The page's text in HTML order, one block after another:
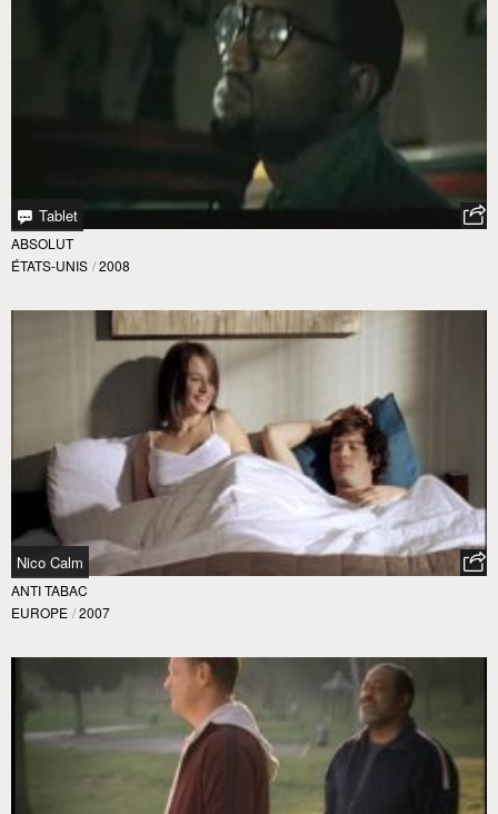
Tablet
ABSOLUT
ÉTATS-UNIS / 2008
Nico Calm
ANTI TABAC
EUROPE / 2007